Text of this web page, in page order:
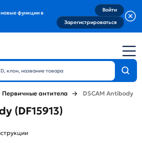
функции в
Войти
Зарегистрироваться
Первичные антитела DSCAM Antibody
(DF15913)